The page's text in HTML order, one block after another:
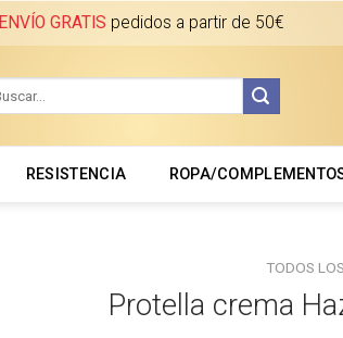
ENVÍO GRATIS pedidos a partir de 50€
RESISTENCIA ROPA/
TODOS
Protella crema